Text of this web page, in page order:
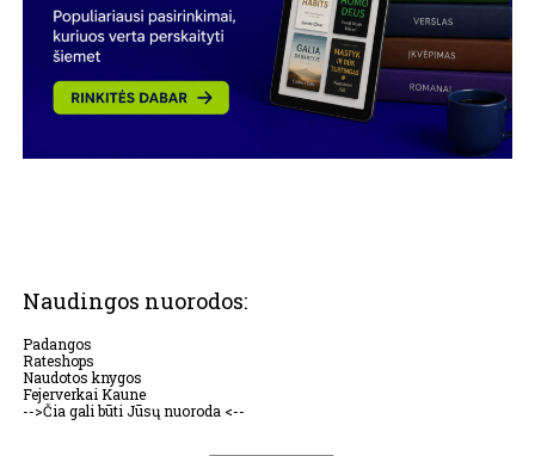
Naudingos nuorodos:
Padangos
Rateshops
Naudotos knygos
Fejerverkai Kaune
-->Čia gali būti Jūsų nuoroda <--